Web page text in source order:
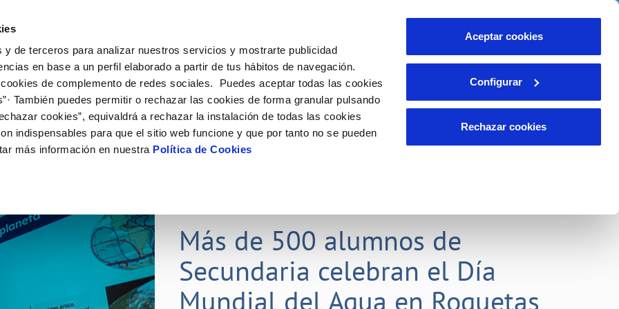
y de terceros para analizar nuestros servicios y mostrarte publicidad
en base a un perfil elaborado a partir de tus hábitos de navegación.
de complemento de redes sociales. Puedes aceptar todas las cookies
También puedes permitir o rechazar las cookies de forma granular pulsando
cookies”, equivaldrá a rechazar la instalación de todas las cookies
indispensables para que el sitio web funcione y que por tanto no se pueden
más información en nuestra Política de Cookies
Aceptar cookies
Configurar
Rechazar cookies
de titular
de suministro
obras
MODIFICACIÓN DE DATOS
Actualizar datos bancarios
Actualizar datos de domicilio
INCIDENCIAS
Comunica anomalías o posibles
VER TODAS LAS GESTIONES
Tu Servicio
AL CLIENTE
contacto
y afectaciones
e impresos
COMPROMISO DE SERVICIO
Carta de compromisos
Customer Counsel (Defensa del cliente)
Tu Agua
del agua
CUIDADOS DEL AGUA
Consejos de ahorro
Medidas contra la sequía
Conócenos
DE GESTIÓN Y CERTIFICADOS
CONTRATACIÓN
Licitaciones en curso
EMPLEO
Nuestros compromisos
Más de 500 alumnos de
Secundaria celebran el Día
Mundial del Agua en Roquetas